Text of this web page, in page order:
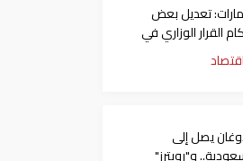
تعديل بعض
القرار الوزاري في
الضريبة على الشركات
اقتصاد
يصل إلى
و"رويترز"